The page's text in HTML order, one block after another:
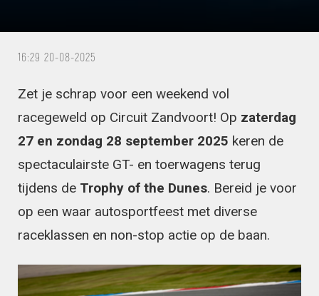
16:29 20-08-2025
Zet je schrap voor een weekend vol
racegeweld op Circuit Zandvoort! Op zaterdag
27 en zondag 28 september 2025 keren de
spectaculairste GT- en toerwagens terug
tijdens de Trophy of the Dunes. Bereid je voor
op een waar autosportfeest met diverse
raceklassen en non-stop actie op de baan.